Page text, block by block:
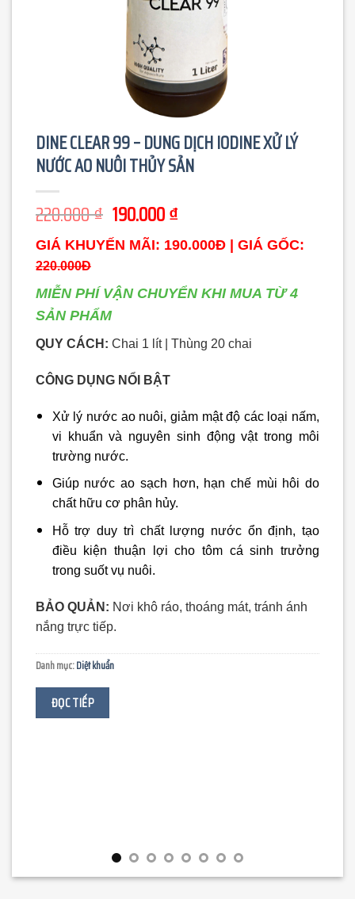
DINE CLEAR 99 – DUNG DỊCH IODINE XỬ LÝ
NƯỚC AO NUÔI THỦY SẢN
220.000₫ Giá
gốc
là:
190.000₫Giá
hiện
tại
190.000 ₫.
GIÁ KHUYẾN MÃI: 190.000Đ | GIÁ GỐC:
220.000Đ
MIỄN PHÍ VẬN CHUYỂN KHI MUA TỪ 4
SẢN PHẨM
QUY CÁCH: Chai 1 lít | Thùng 20 chai
CÔNG DỤNG NỔI BẬT
Xử lý nước ao nuôi, giảm mật độ các loại nấm,
vi khuẩn và nguyên sinh động vật trong môi
trường nước.
Giúp nước ao sạch hơn, hạn chế mùi hôi do
chất hữu cơ phân hủy.
Hỗ trợ duy trì chất lượng nước ổn định, tạo
điều kiện thuận lợi cho tôm cá sinh trưởng
trong suốt vụ nuôi.
BẢO QUẢN: Nơi khô ráo, thoáng mát, tránh ánh
nắng trực tiếp.
Danh mục:Diệt khuẩn
ĐỌC TIẾP